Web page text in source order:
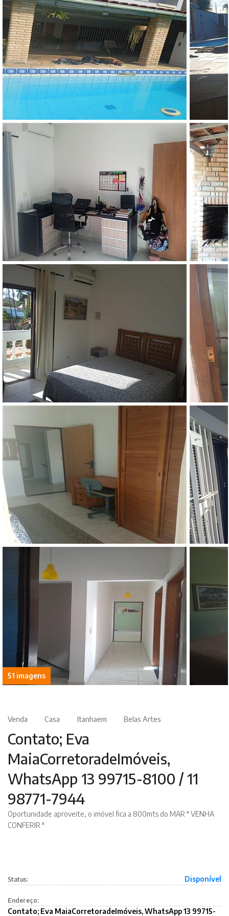
51 imagens
Venda Casa Itanhaem Belas Artes
Contato; Eva
MaiaCorretoradeImóveis,
WhatsApp 13 99715-8100 / 11
98771-7944
Oportunidade aproveite, o imóvel fica a 800mts do MAR " VENHA
CONFERIR "
Status: Disponível
Endereço:
Contato; Eva MaiaCorretoradeImóveis, WhatsApp 13 99715-